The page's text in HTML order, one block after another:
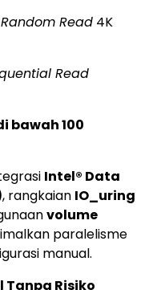
Random Read 4K
Read
bawah 100
Intel® Data
, rangkaian IO_uring
volume
paralelisme
manual.
Risiko